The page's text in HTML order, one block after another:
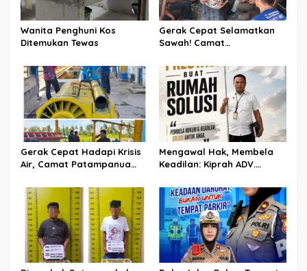
Wanita Penghuni Kos
Ditemukan Tewas
Gerak Cepat Selamatkan
Sawah! Camat
Kementerian Bahas Solusi
Debit Air Irigasi Watang
Sawitto Menulis
Gerak Cepat Hadapi Krisis
Air, Camat Patampanua
Demi Selamatkan Ribuan
Hektare Sawah Warga
Mengawal Hak, Membela
Keadilan: Kiprah ADV.
Solusi